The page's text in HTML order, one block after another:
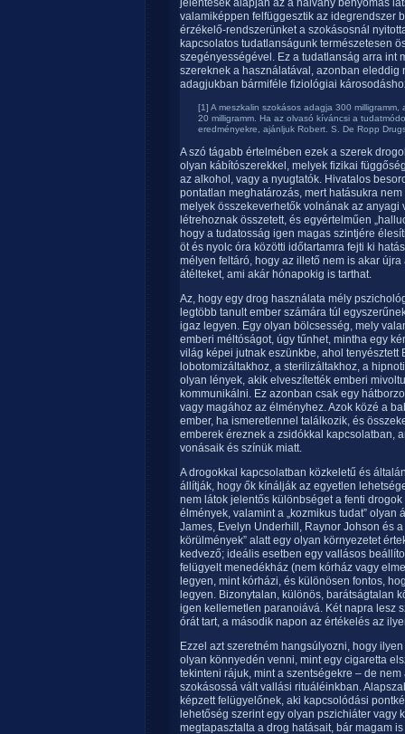
jelentések alapján az a halvány benyomás
valamiképpen felfüggesztik az idegrendszer
érzékelő-rendszerünket a szokásosnál
kapcsolatos tudatlanságunk természetesen
szegényességével. Ez a tudatlanság arra int
szereknek a használatával, azonban
adagjukban bármiféle fiziológiai
[1] A meszkalin szokásos adagja 300
20 milligramm. Ha az olvasó kíváncsi a
eredményekre, ajánljuk Robert. S. De Ropp
A szó tágabb értelmében ezek a szerek
olyan kábítószerekkel, melyek fizikai
az alkohol, vagy a nyugtatók. Hivatalos
pontatlan meghatározás, mert hatásukra
melyek összekeverhetők volnának az
létrehoznak összetett, és egyértelműen
hogy a tudatosság igen magas szintjére
öt és nyolc óra közötti időtartamra fejti ki
mélyen feltáró, hogy az illető nem is akar
átélteket, ami akár hónapokig is tarthat.
Az, hogy egy drog használata mély
legtöbb tanult ember számára túl
igaz legyen. Egy olyan bölcsesség, mely
emberi méltóságot, úgy tűnhet, mintha egy
világ képei jutnak eszünkbe, ahol tenyésztett
lobotomizáltakhoz, a sterilizáltakhoz, a
olyan lények, akik elveszítették emberi
kommunikálni. Ez azonban csak egy
vagy magához az élményhez. Azok közé a
ember, ha ismeretlennel találkozik, és
emberek éreznek a zsidókkal kapcsolatban,
vonásaik és színük miatt.
A drogokkal kapcsolatban közkeletű és
állítják, hogy ők kínálják az egyetlen
nem látok jelentős különbséget a fenti
élmények, valamint a „kozmikus tudat”
James, Evelyn Underhill, Raynor Johson és
körülmények” alatt egy olyan környezetet
kedvező; ideális esetben egy vallásos
felügyelt menedékház (nem kórház vagy
legyen, mint kórházi, és különösen fontos,
legyen. Bizonytalan, különös, barátságtalan
igen kellemetlen paranoiává. Két napra lesz
órát tart, a második napon az értékelés az
Ezzel azt szeretném hangsúlyozni, hogy
olyan könnyedén venni, mint egy cigaretta
tekinteni rájuk, mint a szentségekre – de
szokásossá vált vallási rituáléinkban.
képzett felügyelőnek, aki kapcsolódási
lehetőség szerint egy olyan pszichiáter
megtapasztalta a drog hatásait, bár magam